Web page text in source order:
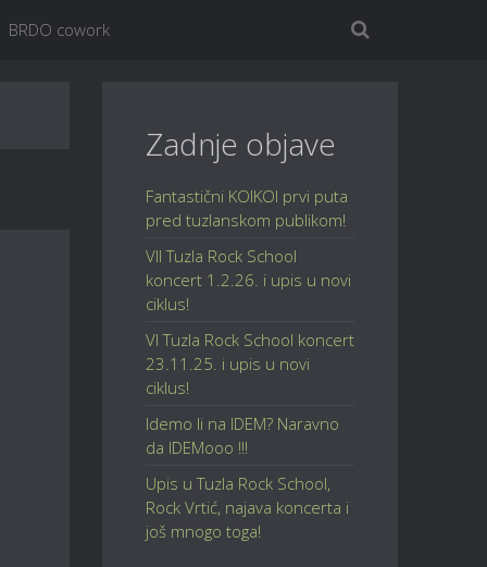
BRDO cowork
Zadnje objave
Fantastični KOIKOI prvi puta
pred tuzlanskom publikom!
VII Tuzla Rock School
koncert 1.2.26. i upis u novi
ciklus!
VI Tuzla Rock School koncert
23.11.25. i upis u novi
ciklus!
Idemo li na IDEM? Naravno
da IDEMooo !!!
Upis u Tuzla Rock School,
Rock Vrtić, najava koncerta i
još mnogo toga!